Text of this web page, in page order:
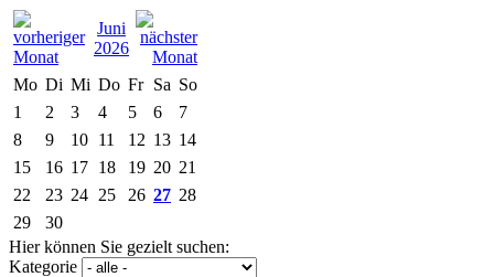
Juni
2026
Mo Di Mi Do Fr Sa So
1
2 3 4 5 6
7
8
9 10 11 12 13 14
15
16 17 18 19 20 21
22
23 24 25 26 27 28
29
30
Hier können Sie gezielt suchen:
Kategorie